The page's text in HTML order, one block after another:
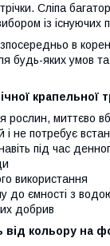
Сліпа
із існуючих
в
будь-яких умов
крапельної
рослин, миттєво
не потребує
під час
використання
до ємності з
добрив
від кольору на